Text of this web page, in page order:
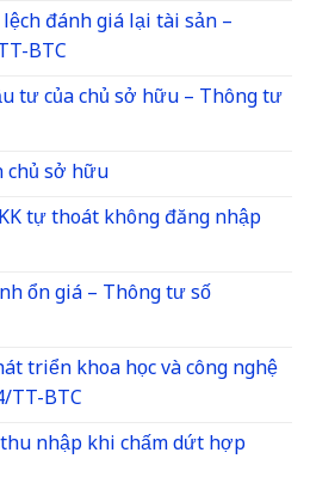
đánh giá lại tài sản –
BTC
tư của chủ sở hữu – Thông tư
chủ sở hữu
tự thoát không đăng nhập
ổn giá – Thông tư số
triển khoa học và công nghệ
TT-BTC
nhập khi chấm dứt hợp